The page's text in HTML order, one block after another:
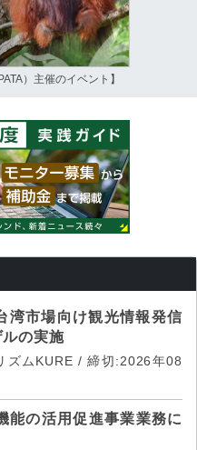
）主催のイベント】
湾市場向け観光情報発信
の実施
ズムKURE / 締切:2026年08
能の活用促進事業業務に